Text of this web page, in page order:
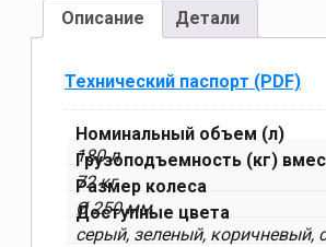
Описание Детали
Технический паспорт (PDF)
Номинальный объем (л)
180 л
Грузоподъемность (кг)
72 кг
Размер колеса
Ø 250 мм
Доступные цвета
серый, зеленый, коричневый,